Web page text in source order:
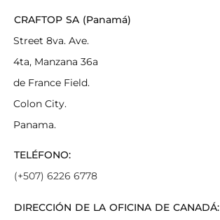
CRAFTOP SA (Panamá)
Street 8va. Ave.
4ta, Manzana 36a
de France Field.
Colon City.
Panama.
TELÉFONO:
(+507) 6226 6778
DIRECCIÓN DE LA OFICINA DE CANADÁ: